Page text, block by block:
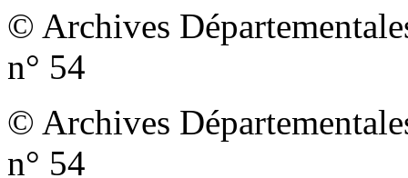
© Archives
n° 54
© Archives
n° 54